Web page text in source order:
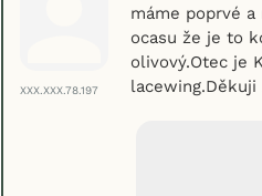
XXX.XXX.78.197
máme poprvé
ocasu že je to
olivový.Otec je
lacewing.Děkuji